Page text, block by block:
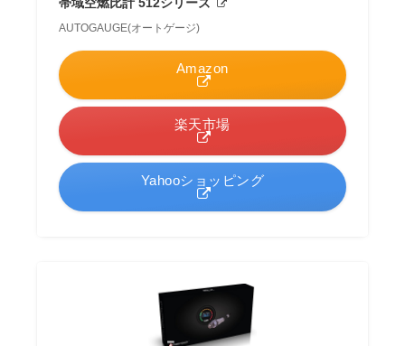
AUTOGAUGE(オートゲージ)
Amazon
楽天市場
Yahooショッピング